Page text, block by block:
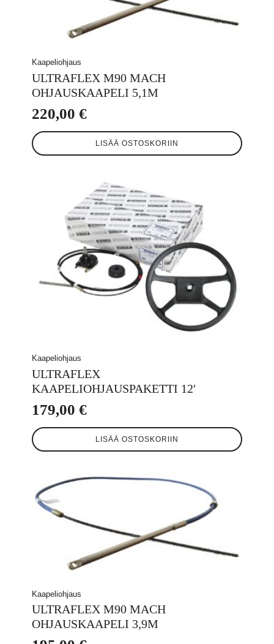
Kaapeliohjaus
ULTRAFLEX M90 MACH
OHJAUSKAAPELI 5,1M
220,00 €
LISÄÄ OSTOSKORIIN
Kaapeliohjaus
ULTRAFLEX
KAAPELIOHJAUSPAKETTI 12′
179,00 €
LISÄÄ OSTOSKORIIN
Kaapeliohjaus
ULTRAFLEX M90 MACH
OHJAUSKAAPELI 3,9M